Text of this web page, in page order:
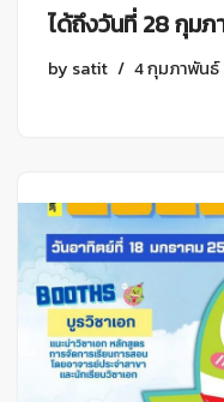
ได้ถึงวันที่ 28 กุม
by satit 4 กุมภาพันธ์